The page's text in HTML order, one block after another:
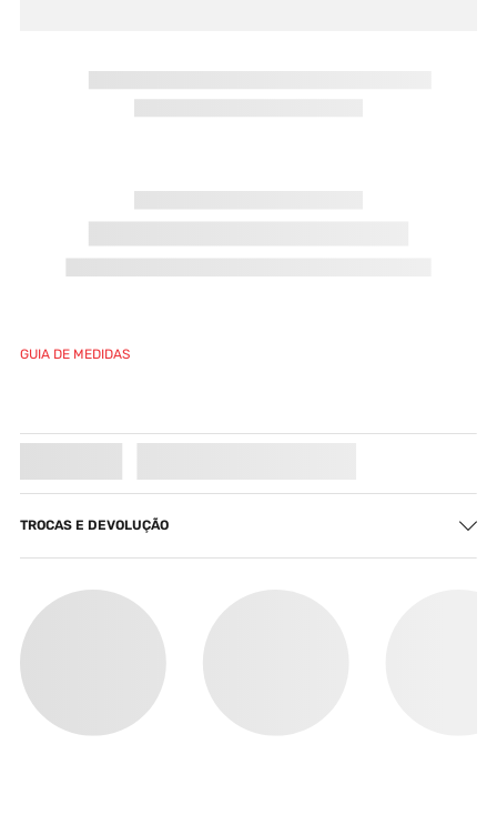
GUIA DE MEDIDAS
TROCAS E DEVOLUÇÃO